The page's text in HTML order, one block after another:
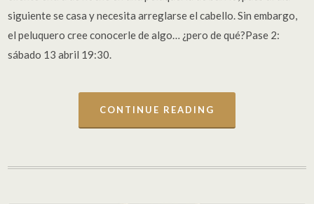
siguiente se casa y necesita arreglarse el cabello. Sin embargo,
el peluquero cree conocerle de algo… ¿pero de qué?Pase 2:
sábado 13 abril 19:30.
CONTINUE READING